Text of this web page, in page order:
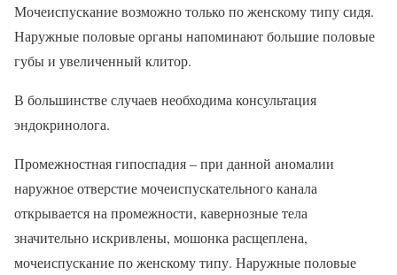
Мочеиспускание возможно только по женскому типу сидя.
Наружные половые органы напоминают большие половые
губы и увеличенный клитор.
В большинстве случаев необходима консультация
эндокринолога.
Промежностная гипоспадия – при данной аномалии
наружное отверстие мочеиспускательного канала
открывается на промежности, кавернозные тела
значительно искривлены, мошонка расщеплена,
мочеиспускание по женскому типу. Наружные половые